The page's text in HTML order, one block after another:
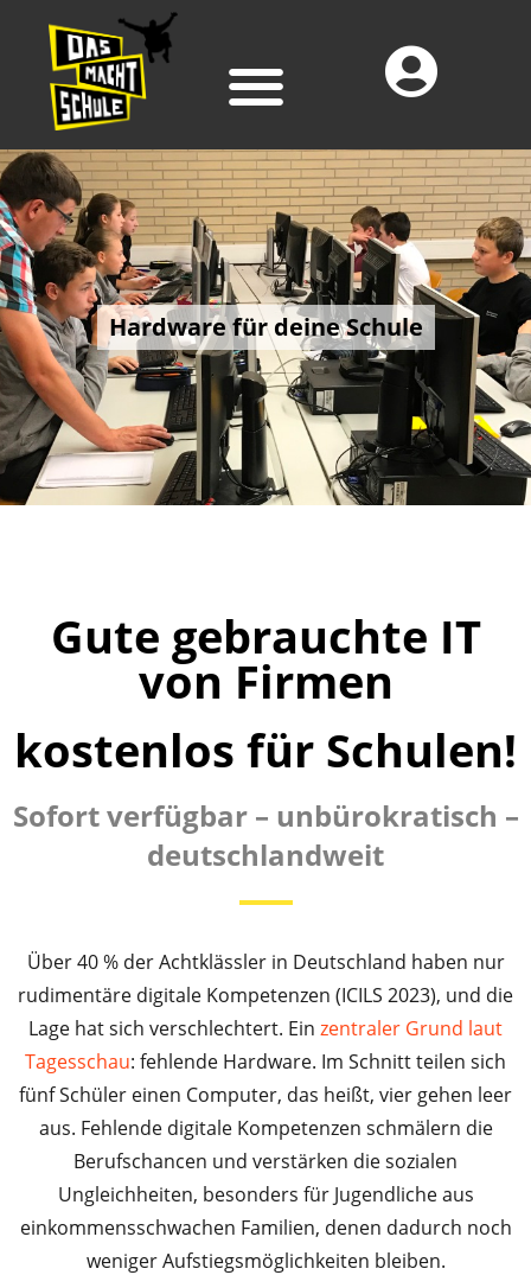
Hardware für deine Schule
Gute gebrauchte IT
von Firmen
kostenlos für Schulen!
Sofort verfügbar – unbürokratisch –
deutschlandweit
Über 40 % der Achtklässler in Deutschland haben nur
rudimentäre digitale Kompetenzen (ICILS 2023), und die
Lage hat sich verschlechtert. Ein zentraler Grund laut
Tagesschau: fehlende Hardware. Im Schnitt teilen sich
fünf Schüler einen Computer, das heißt, vier gehen leer
aus. Fehlende digitale Kompetenzen schmälern die
Berufschancen und verstärken die sozialen
Ungleichheiten, besonders für Jugendliche aus
einkommensschwachen Familien, denen dadurch noch
weniger Aufstiegsmöglichkeiten bleiben.